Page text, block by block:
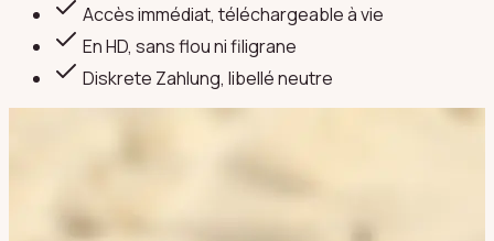
Accès immédiat, téléchargeable à vie
En HD, sans flou ni filigrane
Diskrete Zahlung, libellé neutre